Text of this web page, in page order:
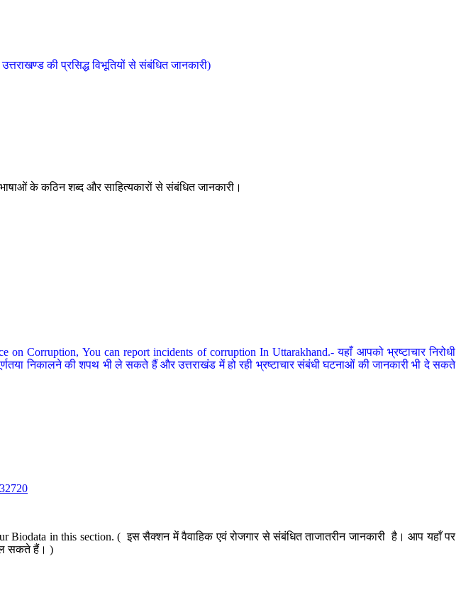
की प्रसिद्ध विभूतियों से संबंधित जानकारी)
के कठिन शब्द और साहित्यकारों से संबंधित जानकारी।
Corruption, You can report incidents of corruption In Uttarakhand.- यहाँ आपको भ्रष्टाचार निरोधी
निकालने की शपथ भी ले सकते हैं और उत्तराखंड में हो रही भ्रष्टाचार संबंधी घटनाओं की जानकारी भी दे सकते
Biodata in this section. ( इस सैक्शन में वैवाहिक एवं रोजगार से संबंधित ताजातरीन जानकारी है। आप यहाँ पर
सकते हैं। )